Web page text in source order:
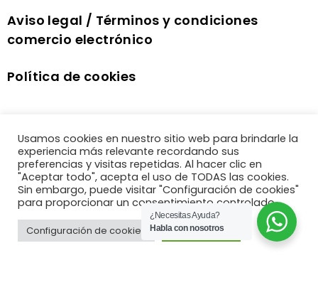
Aviso legal / Términos y condiciones
comercio electrónico
Política de cookies
Usamos cookies en nuestro sitio web para brindarle la
experiencia más relevante recordando sus
preferencias y visitas repetidas. Al hacer clic en
"Aceptar todo", acepta el uso de TODAS las cookies.
Sin embargo, puede visitar "Configuración de cookies"
para proporcionar un consentimiento controlado.
Configuración de cookies Aceptar todo
¿Necesitas Ayuda?
Habla con nosotros